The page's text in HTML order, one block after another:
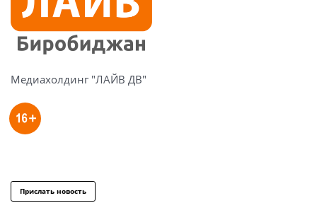
Медиахолдинг "ЛАЙВ ДВ"
Прислать новость